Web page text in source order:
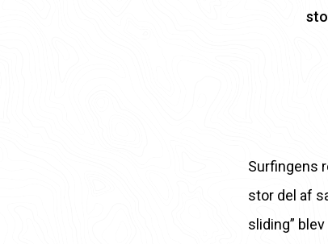
Surfingens
stor del af
sliding”